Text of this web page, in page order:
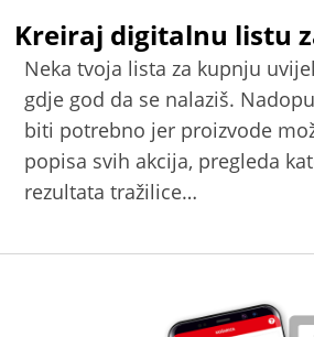
Kreiraj digitalnu listu
Neka tvoja lista za kupnju
gdje god da se nalaziš.
biti potrebno jer proizvode
popisa svih akcija, pregleda
rezultata tražilice…